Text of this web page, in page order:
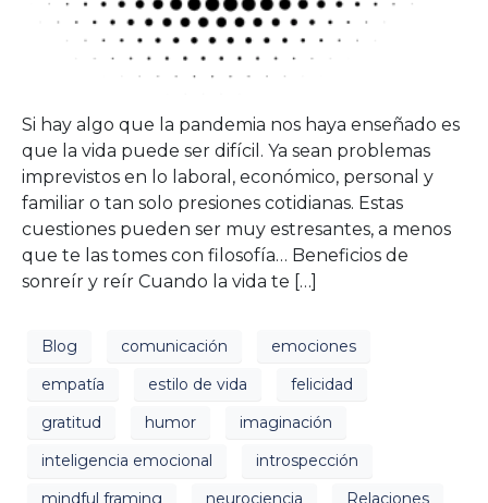
Si hay algo que la pandemia nos haya enseñado es
que la vida puede ser difícil. Ya sean problemas
imprevistos en lo laboral, económico, personal y
familiar o tan solo presiones cotidianas. Estas
cuestiones pueden ser muy estresantes, a menos
que te las tomes con filosofía… Beneficios de
sonreír y reír Cuando la vida te […]
Blog comunicación
emociones
empatía
estilo de vida
felicidad
gratitud
humor
imaginación
inteligencia emocional
introspección
mindful framing
neurociencia
Relaciones